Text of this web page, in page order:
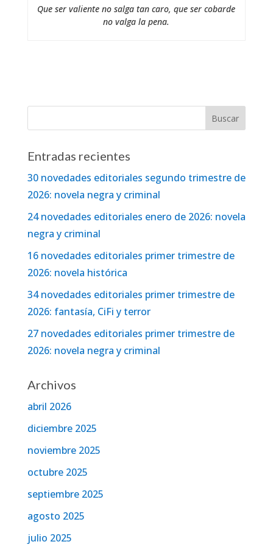
Que ser valiente no salga tan caro, que ser cobarde
no valga la pena.
Entradas recientes
30 novedades editoriales segundo trimestre de
2026: novela negra y criminal
24 novedades editoriales enero de 2026: novela
negra y criminal
16 novedades editoriales primer trimestre de
2026: novela histórica
34 novedades editoriales primer trimestre de
2026: fantasía, CiFi y terror
27 novedades editoriales primer trimestre de
2026: novela negra y criminal
Archivos
abril 2026
diciembre 2025
noviembre 2025
octubre 2025
septiembre 2025
agosto 2025
julio 2025